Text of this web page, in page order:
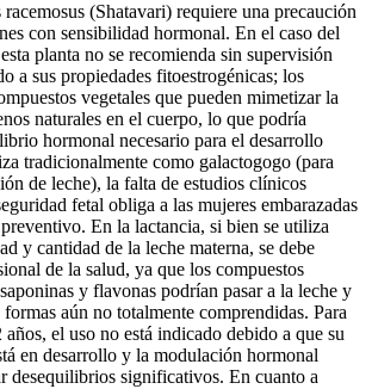
(Shatavari) requiere una precaución
con sensibilidad hormonal. En el caso del
planta no se recomienda sin supervisión
a sus propiedades fitoestrogénicas; los
vegetales que pueden mimetizar la
naturales en el cuerpo, lo que podría
hormonal necesario para el desarrollo
tradicionalmente como galactogogo (para
de leche), la falta de estudios clínicos
fetal obliga a las mujeres embarazadas
En la lactancia, si bien se utiliza
y cantidad de la leche materna, se debe
de la salud, ya que los compuestos
y flavonas podrían pasar a la leche y
aún no totalmente comprendidas. Para
el uso no está indicado debido a que su
en desarrollo y la modulación hormonal
desequilibrios significativos. En cuanto a